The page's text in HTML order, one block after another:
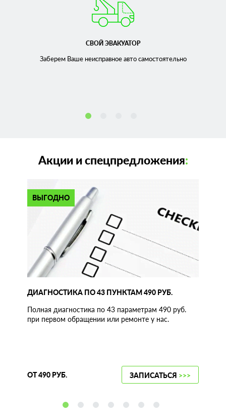
СВОЙ ЭВАКУАТОР
Заберем Ваше неисправноеавто самостоятельно
Акции и спецпредложения:
ВЫГОДНО
ДИАГНОСТИКА ПО 43 ПУНКТАМ 490 РУБ.
Полная диагностика по 43 параметрам 490 руб.
при первом обращении или ремонте у нас.
ОТ 490 РУБ. ЗАПИСАТЬСЯ >>>